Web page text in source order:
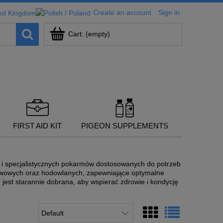
Create an account Sign in
Cart: (empty)
FIRST AID KIT PIGEON SUPPLEMENTS
pokarmów dostosowanych do potrzeb
oraz hodowlanych, zapewniające optymalne
starannie dobrana, aby wspierać zdrowie i kondycję